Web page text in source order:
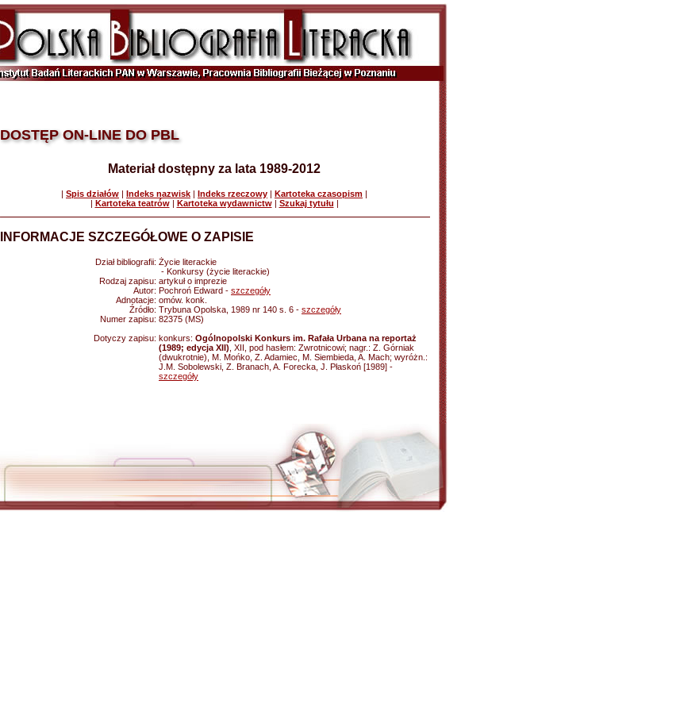
DOSTĘP ON-LINE DO PBL
Materiał dostępny za lata 1989-2012
| Spis działów | Indeks nazwisk | Indeks rzeczowy | Kartoteka czasopism |
| Kartoteka teatrów| Kartoteka wydawnictw| Szukaj tytułu |
INFORMACJE SZCZEGÓŁOWE O ZAPISIE
Dział bibliografii: Życie literackie
- Konkursy (życie literackie)
Rodzaj zapisu: artykuł o imprezie
Autor: Pochroń Edward - szczegóły
Adnotacje: omów. konk.
Źródło: Trybuna Opolska, 1989 nr 140 s. 6 - szczegóły
Numer zapisu: 82375 (MS)
Dotyczy zapisu: konkurs: Ogólnopolski Konkurs im. Rafała Urbana na reportaż
(1989; edycja XII) , XII, pod hasłem: Zwrotnicowi; nagr.: Z. Górniak
(dwukrotnie), M. Mońko, Z. Adamiec, M. Siembieda, A. Mach; wyróżn.:
J.M. Sobolewski, Z. Branach, A. Forecka, J. Płaskoń [1989] -
szczegóły